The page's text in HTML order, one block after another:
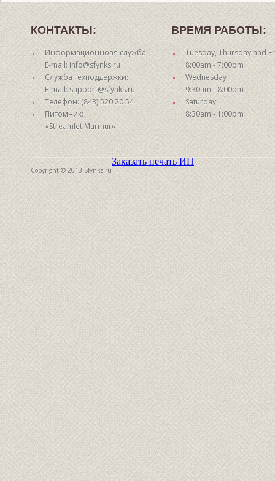
КОНТАКТЫ:
Информационноая служба:
E-mail: info@sfynks.ru
Служба техподдержки:
E-mail: support@sfynks.ru
Телефон: (843) 520 20 54
Питомник:
«Streamlet Murmur»
ВРЕМЯ РАБОТЫ:
Tuesday, Thursday and
8:00am - 7:00pm
Wednesday
9:30am - 8:00pm
Saturday
8:30am - 1:00pm
Copyright © 2013 Sfynks.ru
Заказать печать ИП